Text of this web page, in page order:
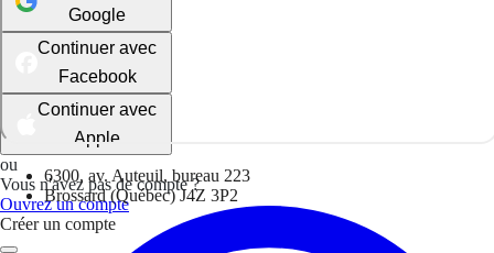
6300, av. Auteuil, bureau 223
Brossard (Québec) J4Z 3P2
Google
Continuer avec
Facebook
Continuer avec
Apple
ou
Vous n'avez pas de compte ?
Ouvrez un compte
Créer un compte